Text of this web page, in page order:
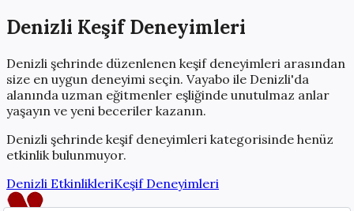
Denizli Keşif Deneyimleri
Denizli şehrinde düzenlenen keşif deneyimleri arasından
size en uygun deneyimi seçin. Vayabo ile Denizli'da
alanında uzman eğitmenler eşliğinde unutulmaz anlar
yaşayın ve yeni beceriler kazanın.
Denizli şehrinde keşif deneyimleri kategorisinde henüz
etkinlik bulunmuyor.
Denizli EtkinlikleriKeşif Deneyimleri